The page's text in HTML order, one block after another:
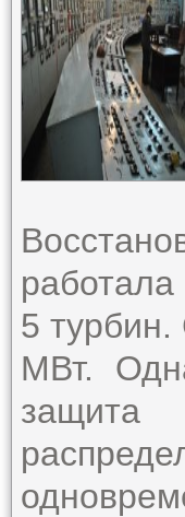
5 турбин.
МВт.